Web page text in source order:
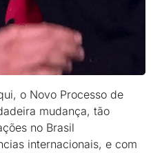
o Novo Processo de
mudança, tão
no Brasil
internacionais, e com